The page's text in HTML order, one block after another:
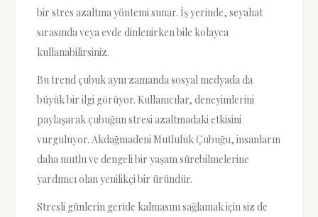
bir stres azaltma yöntemi sunar. İş yerinde, seyahat
sırasında veya evde dinlenirken bile kolayca
kullanabilirsiniz.
Bu trend çubuk aynı zamanda sosyal medyada da
büyük bir ilgi görüyor. Kullanıcılar, deneyimlerini
paylaşarak çubuğun stresi azaltmadaki etkisini
vurguluyor. Akdağmadeni Mutluluk Çubuğu, insanların
daha mutlu ve dengeli bir yaşam sürebilmelerine
yardımcı olan yenilikçi bir üründür.
Stresli günlerin geride kalmasını sağlamak için siz de